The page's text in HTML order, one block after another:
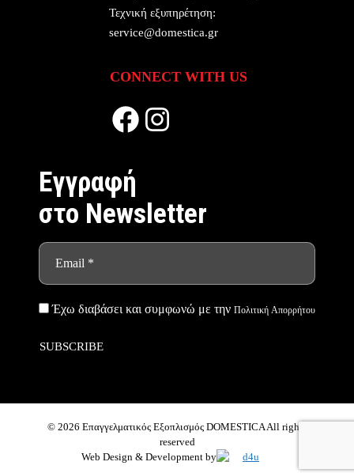
Τεχνική εξυπηρέτηση:
service@domestica.gr
CONNECT WITH US
FacebookInstagram
Eγγραφή
στο Newsletter
Έχω διαβάσει και συμφωνώ με την Πολιτική Απορρήτου
© 2026 Επαγγελματικός Εξοπλισμός DOMESTICA All rights
reserved
Web Design & Development by